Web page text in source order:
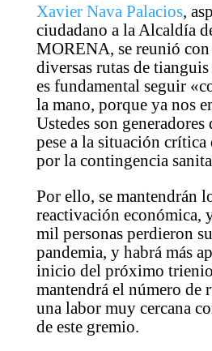
Xavier Nava Palacios,
ciudadano a la Alcaldía
MORENA, se reunió con
diversas rutas de
es fundamental seguir
la mano, porque ya nos
Ustedes son generadores
pese a la situación crítica
por la contingencia
Por ello, se mantendrán
reactivación económica,
mil personas perdieron
pandemia, y habrá más
inicio del próximo
mantendrá el número de
una labor muy cercana
de este gremio.